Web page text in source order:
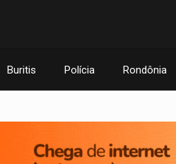
Buritis Polícia Rondônia